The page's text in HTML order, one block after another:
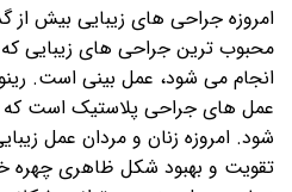
امروزه جراحی های زیبایی بیش از
محبوب ترین جراحی های زیبایی که
انجام می شود، عمل بینی است.
عمل های جراحی پلاستیک است که
شود. امروزه زنان و مردان عمل
تقویت و بهبود شکل ظاهری چهره